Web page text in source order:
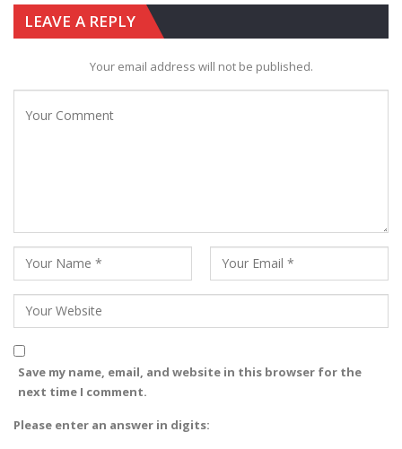
LEAVE A REPLY
Your email address will not be published.
Save my name, email, and website in this browser for the
next time I comment.
Please enter an answer in digits: